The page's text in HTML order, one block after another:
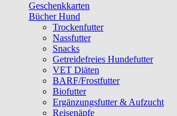
Geschenkkarten
Bücher Hund
Trockenfutter
Nassfutter
Snacks
Getreidefreies Hundefutter
VET Diäten
BARF/Frostfutter
Biofutter
Ergänzungsfutter & Aufzucht
Reisenäpfe